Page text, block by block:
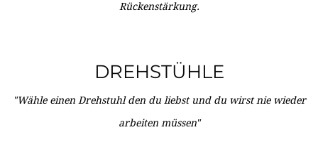
Rückenstärkung.
DREHSTÜHLE
"Wähle einen Drehstuhl den du liebst und du wirst nie wieder
arbeiten müssen"